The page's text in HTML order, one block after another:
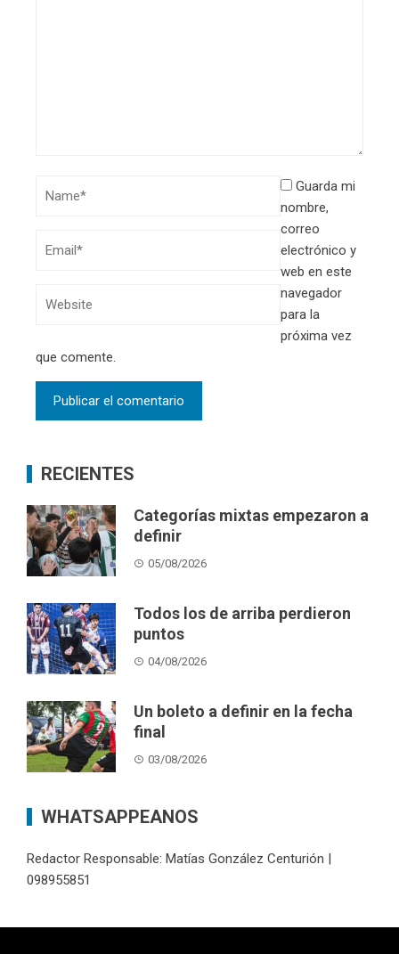
Guarda mi
nombre,
correo
electrónico y
web en este
navegador
para la
próxima vez
que comente.
RECIENTES
Categorías mixtas empezaron a
definir
05/08/2026
Todos los de arriba perdieron
puntos
04/08/2026
Un boleto a definir en la fecha
final
03/08/2026
WHATSAPPEANOS
Redactor Responsable: Matías González Centurión |
098955851